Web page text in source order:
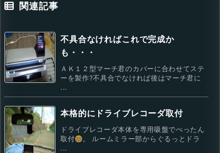
関連記事
不具合なければこれで完成か
も・・・
ＡＫ１２型マーチ君のカバーに合わせてステ
ーを製作?不具合でなければ後はマーチ君に
...
本格的にドライブレコーダ取付
ドライブレコーダ本体を専用吸盤でぺったん
取付
。 ルームミラー部からぐるっとドラ
...